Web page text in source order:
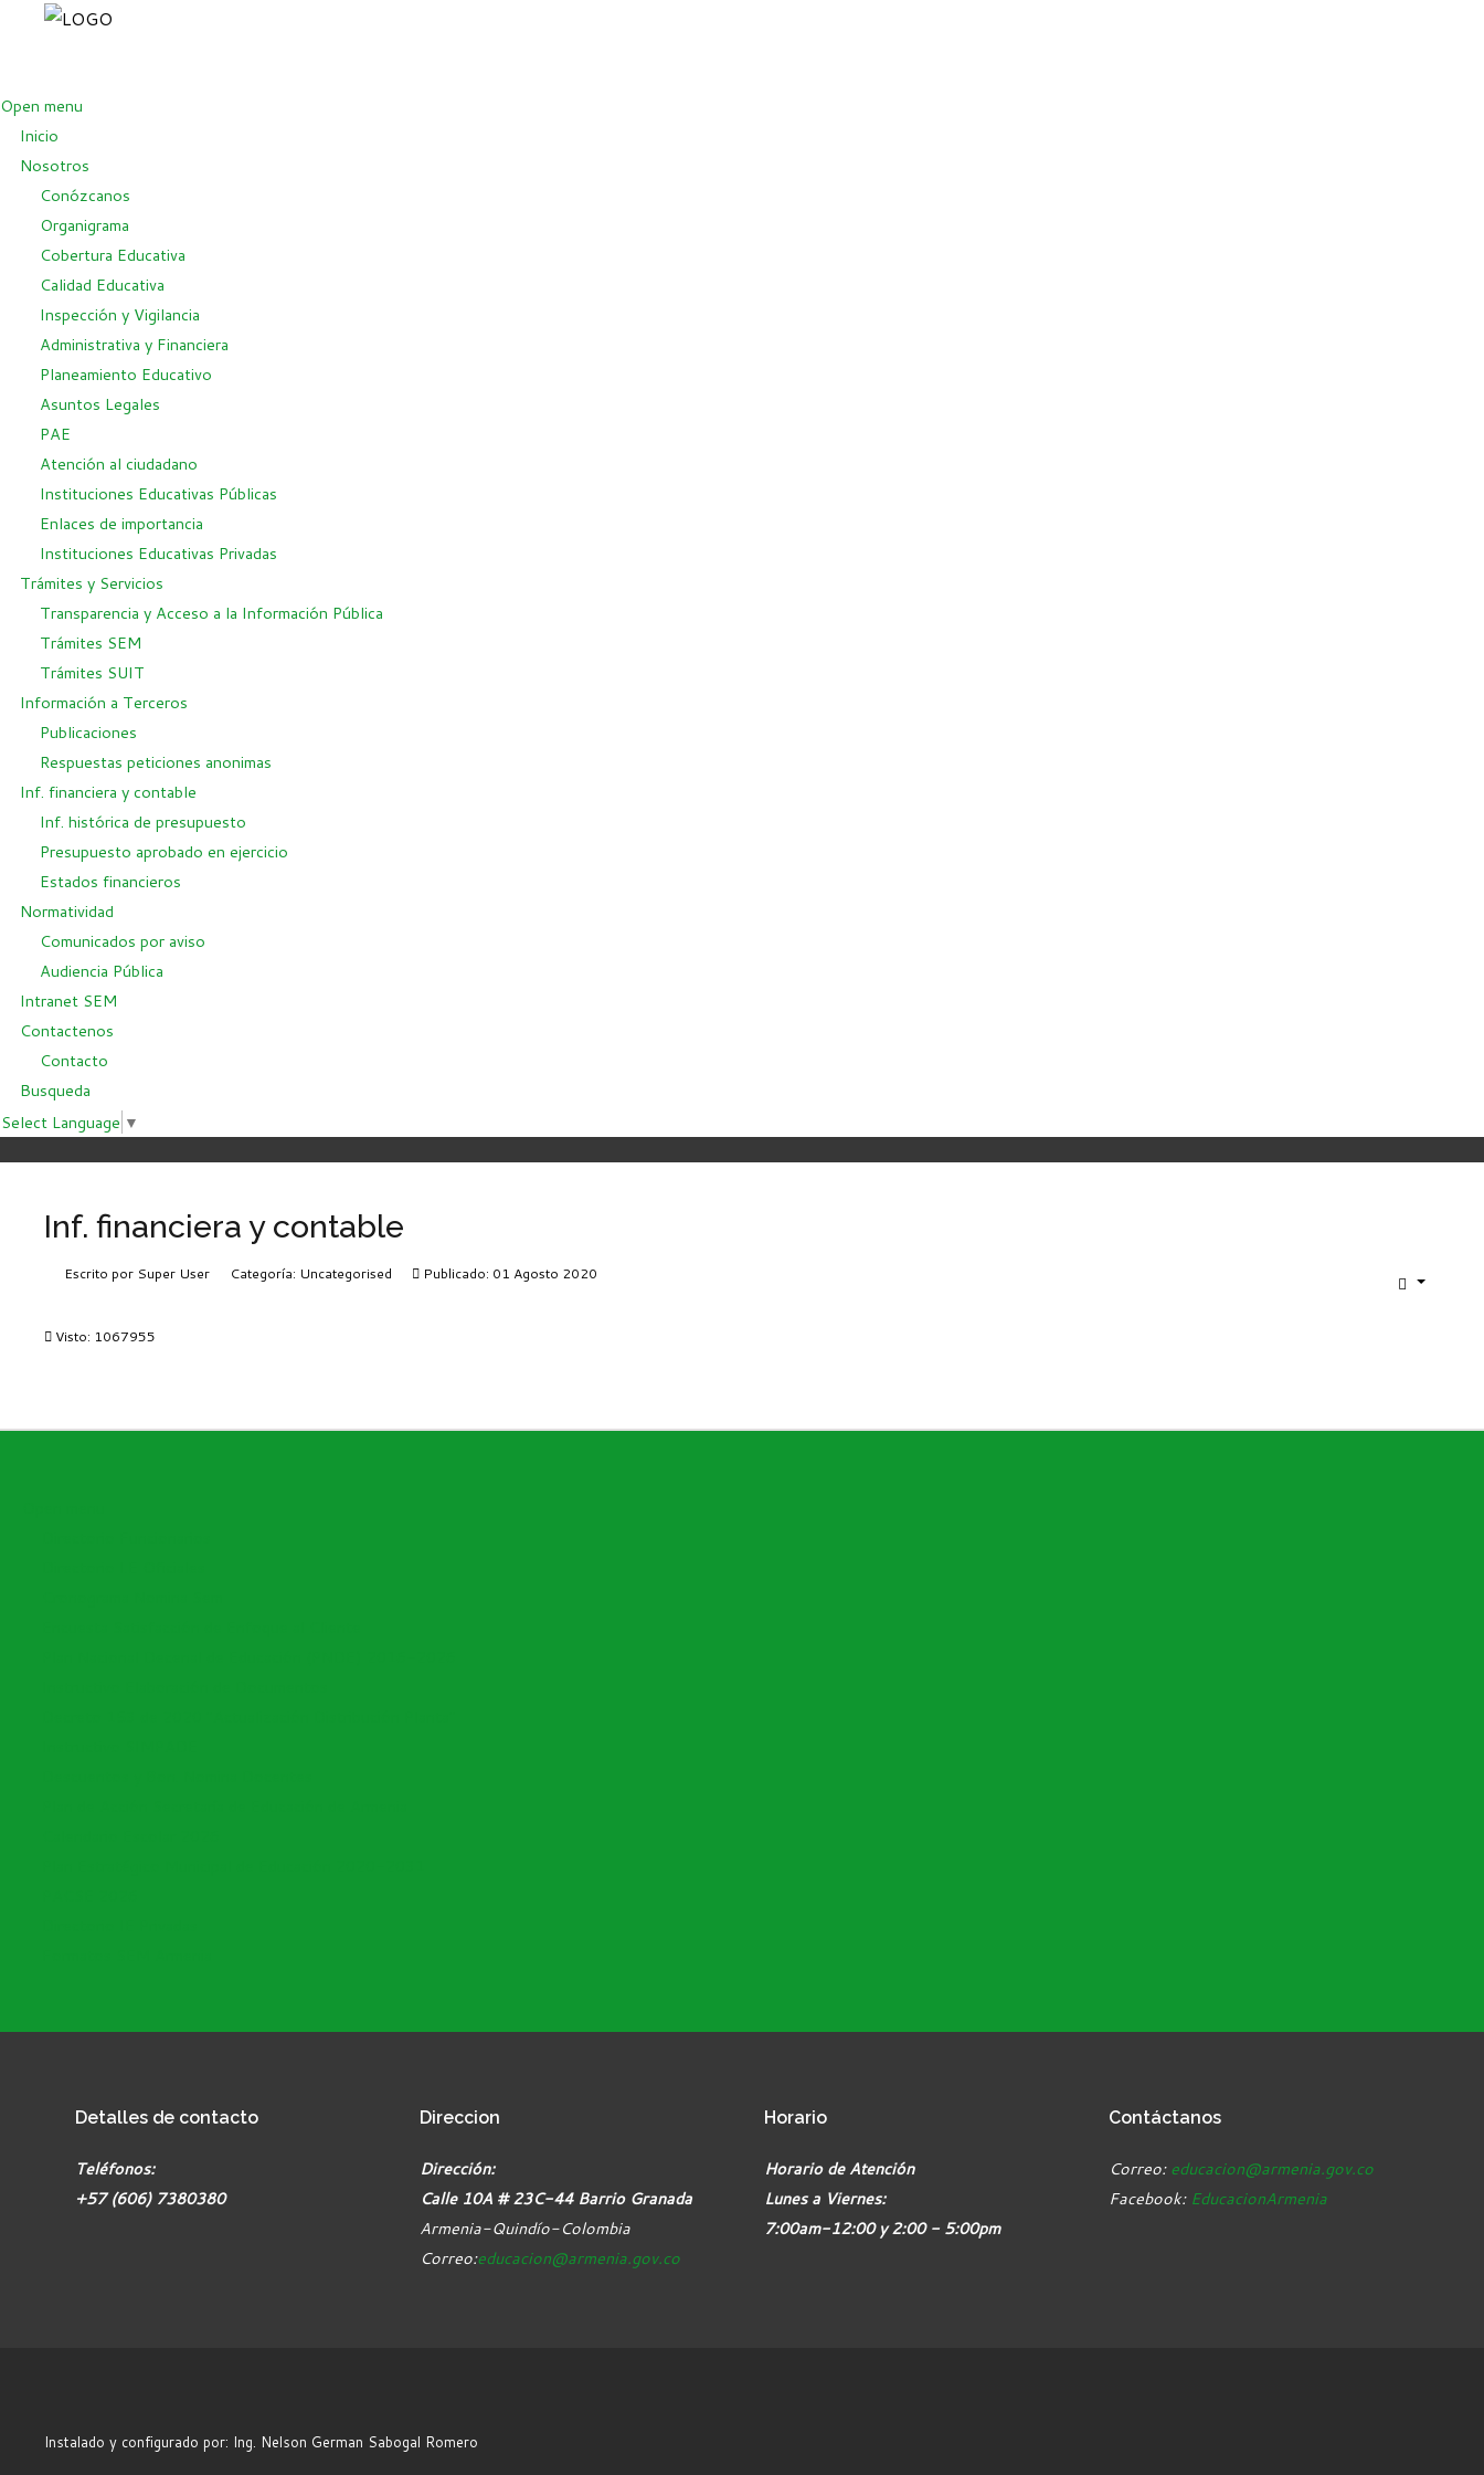
Open menu
Inicio
Nosotros
Conózcanos
Organigrama
Cobertura Educativa
Calidad Educativa
Inspección y Vigilancia
Administrativa y Financiera
Planeamiento Educativo
Asuntos Legales
PAE
Atención al ciudadano
Instituciones Educativas Públicas
Enlaces de importancia
Instituciones Educativas Privadas
Trámites y Servicios
Transparencia y Acceso a la Información Pública
Trámites SEM
Trámites SUIT
Información a Terceros
Publicaciones
Respuestas peticiones anonimas
Inf. financiera y contable
Inf. histórica de presupuesto
Presupuesto aprobado en ejercicio
Estados financieros
Normatividad
Comunicados por aviso
Audiencia Pública
Intranet SEM
Contactenos
Contacto
Busqueda
Select Language ▼
Inf. financiera y contable
Escrito por Super User Categoría: Uncategorised Publicado: 01 Agosto 2020
Visto: 1067955
Detalles de contacto
Teléfonos:
+57 (606) 7380380
Direccion
Dirección:
Calle 10A # 23C-44 Barrio Granada
Armenia-Quindío-Colombia
Correo:educacion@armenia.gov.co
Horario
Horario de Atención
Lunes a Viernes:
7:00am-12:00 y 2:00 - 5:00pm
Contáctanos
Correo:educacion@armenia.gov.co
Facebook: EducacionArmenia
Instalado y configurado por: Ing. Nelson German Sabogal Romero